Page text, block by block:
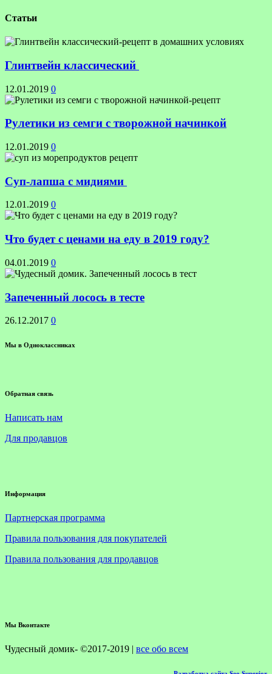
Статьи
Глинтвейн классический
12.01.2019 0
Рулетики из семги с творожной начинкой
12.01.2019 0
Суп-лапша с мидиями
12.01.2019 0
Что будет с ценами на еду в 2019 году?
04.01.2019 0
Запеченный лосось в тесте
26.12.2017 0
Мы в Одноклассниках
Обратная связь
Написать нам
Для продавцов
Информация
Партнерская программа
Правила пользования для покупателей
Правила пользования для продавцов
Мы Вконтакте
Чудесный домик- ©2017-2019 | все обо всем